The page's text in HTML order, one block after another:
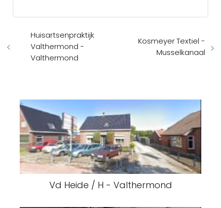
Huisartsenpraktijk
Valthermond -
Valthermond
Kosmeyer Textiel -
Musselkanaal
Vd Heide / H - Valthermond